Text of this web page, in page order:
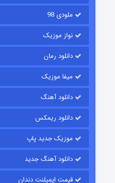
قسمت
ملودی 98
نواز موزیک
دانلود رمان
میفا موزیک
دانلود آهنگ
دانلود ریمکس
موزیک جدید پاپ
دانلود آهنگ جدید
قیمت ایمپلنت دندان